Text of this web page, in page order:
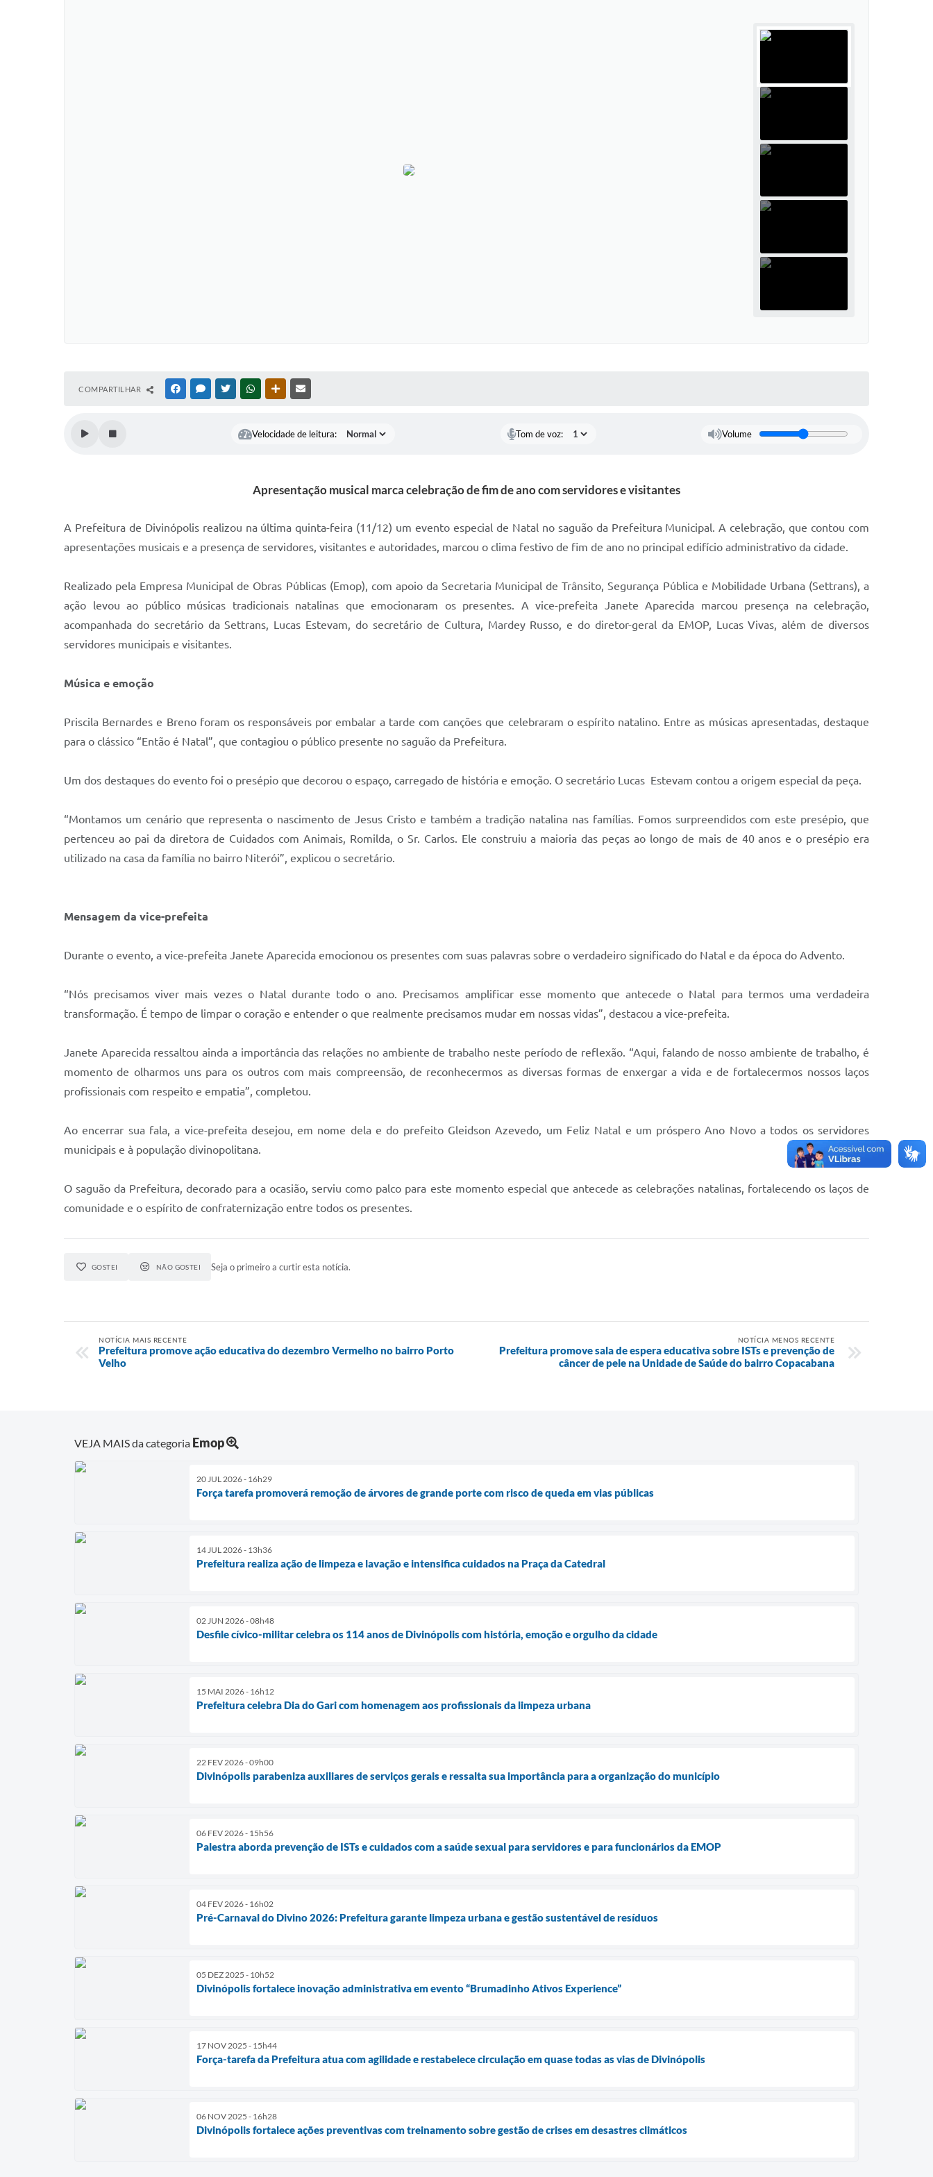
COMPARTILHAR FACEBOOKMESSENGER
TWITTERWHATSAPPOUTRAS MÍDIAS
Velocidade de leitura: Tom de voz: Volume
Apresentação musical marca celebração de fim de ano com servidores e visitantes
A Prefeitura de Divinópolis realizou na última quinta-feira (11/12) um evento especial de Natal no saguão da Prefeitura Municipal. A celebração, que contou com
apresentações musicais e a presença de servidores, visitantes e autoridades, marcou o clima festivo de fim de ano no principal edifício administrativo da cidade.
Realizado pela Empresa Municipal de Obras Públicas (Emop), com apoio da Secretaria Municipal de Trânsito, Segurança Pública e Mobilidade Urbana (Settrans), a
ação levou ao público músicas tradicionais natalinas que emocionaram os presentes. A vice-prefeita Janete Aparecida marcou presença na celebração,
acompanhada do secretário da Settrans, Lucas Estevam, do secretário de Cultura, Mardey Russo, e do diretor-geral da EMOP, Lucas Vivas, além de diversos
servidores municipais e visitantes.
Música e emoção
Priscila Bernardes e Breno foram os responsáveis por embalar a tarde com canções que celebraram o espírito natalino. Entre as músicas apresentadas, destaque
para o clássico “Então é Natal”, que contagiou o público presente no saguão da Prefeitura.
Um dos destaques do evento foi o presépio que decorou o espaço, carregado de história e emoção. O secretário Lucas Estevam contou a origem especial da peça.
“Montamos um cenário que representa o nascimento de Jesus Cristo e também a tradição natalina nas famílias. Fomos surpreendidos com este presépio, que
pertenceu ao pai da diretora de Cuidados com Animais, Romilda, o Sr. Carlos. Ele construiu a maioria das peças ao longo de mais de 40 anos e o presépio era
utilizado na casa da família no bairro Niterói”, explicou o secretário.
Mensagem da vice-prefeita
Durante o evento, a vice-prefeita Janete Aparecida emocionou os presentes com suas palavras sobre o verdadeiro significado do Natal e da época do Advento.
“Nós precisamos viver mais vezes o Natal durante todo o ano. Precisamos amplificar esse momento que antecede o Natal para termos uma verdadeira
transformação. É tempo de limpar o coração e entender o que realmente precisamos mudar em nossas vidas”, destacou a vice-prefeita.
Janete Aparecida ressaltou ainda a importância das relações no ambiente de trabalho neste período de reflexão. “Aqui, falando de nosso ambiente de trabalho, é
momento de olharmos uns para os outros com mais compreensão, de reconhecermos as diversas formas de enxergar a vida e de fortalecermos nossos laços
profissionais com respeito e empatia”, completou.
Ao encerrar sua fala, a vice-prefeita desejou, em nome dela e do prefeito Gleidson Azevedo, um Feliz Natal e um próspero Ano Novo a todos os servidores
municipais e à população divinopolitana.
O saguão da Prefeitura, decorado para a ocasião, serviu como palco para este momento especial que antecede as celebrações natalinas, fortalecendo os laços de
comunidade e o espírito de confraternização entre todos os presentes.
GOSTEI NÃO GOSTEI Seja o primeiro a curtir esta notícia.
NOTÍCIA MAIS RECENTE
Prefeitura promove ação educativa do dezembro Vermelho no bairro Porto
Velho
NOTÍCIA MENOS RECENTE
Prefeitura promove sala de espera educativa sobre ISTs e prevenção de
câncer de pele na Unidade de Saúde do bairro Copacabana
VEJA MAIS da categoria Emop
20 JUL 2026 - 16h29
Força tarefa promoverá remoção de árvores de grande porte com risco de queda em vias públicas
14 JUL 2026 - 13h36
Prefeitura realiza ação de limpeza e lavação e intensifica cuidados na Praça da Catedral
02 JUN 2026 - 08h48
Desfile cívico-militar celebra os 114 anos de Divinópolis com história, emoção e orgulho da cidade
15 MAI 2026 - 16h12
Prefeitura celebra Dia do Gari com homenagem aos profissionais da limpeza urbana
22 FEV 2026 - 09h00
Divinópolis parabeniza auxiliares de serviços gerais e ressalta sua importância para a organização do município
06 FEV 2026 - 15h56
Palestra aborda prevenção de ISTs e cuidados com a saúde sexual para servidores e para funcionários da EMOP
04 FEV 2026 - 16h02
Pré-Carnaval do Divino 2026: Prefeitura garante limpeza urbana e gestão sustentável de resíduos
05 DEZ 2025 - 10h52
Divinópolis fortalece inovação administrativa em evento “Brumadinho Ativos Experience”
17 NOV 2025 - 15h44
Força-tarefa da Prefeitura atua com agilidade e restabelece circulação em quase todas as vias de Divinópolis
06 NOV 2025 - 16h28
Divinópolis fortalece ações preventivas com treinamento sobre gestão de crises em desastres climáticos